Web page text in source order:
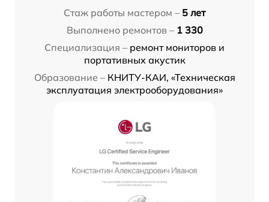
Стаж работы мастером – 5 лет
Выполнено ремонтов – 1 330
Специализация – ремонт мониторов и
портативных акустик
Образование – КНИТУ-КАИ, «Техническая
эксплуатация электрооборудования»